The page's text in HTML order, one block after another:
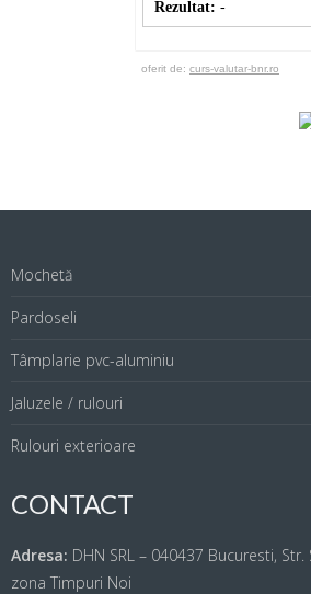
Rezultat: -
oferit de: curs-valutar-bnr.ro
Mochetă
Pardoseli
Tâmplarie pvc-aluminiu
Jaluzele / rulouri
Rulouri exterioare
CONTACT
Adresa: DHN SRL – 040437 Bucuresti,
zona Timpuri Noi